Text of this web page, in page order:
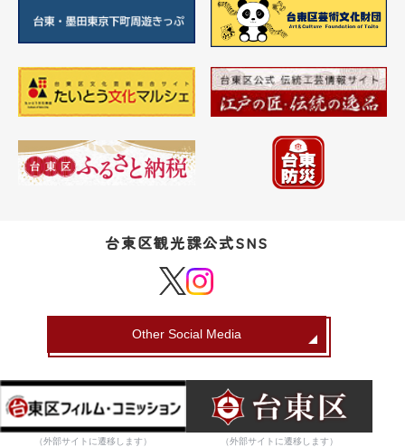
台東区観光課公式SNS
Other Social Media
（外部サイトに遷移します） （外部サイトに遷移します）